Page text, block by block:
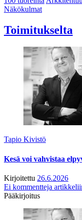
Näkökulmat
Toimitukselta
Tapio Kivistö
Kesä voi vahvistaa
Kirjoitettu 26.6.2026
Ei kommentteja
Pääkirjoitus